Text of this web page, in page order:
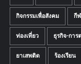
กิจกรรมเพื่อสังคม กี
ท่องเที่ยว ธุรกิจ-การ
ยาเสพติด ร้องเรียน